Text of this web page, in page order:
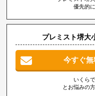
優先的
プレミスト堺大
今すぐ
いくら
とお悩みの